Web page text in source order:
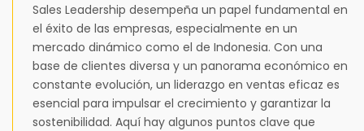
Sales Leadership desempeña un papel fundamental en
el éxito de las empresas, especialmente en un
mercado dinámico como el de Indonesia. Con una
base de clientes diversa y un panorama económico en
constante evolución, un liderazgo en ventas eficaz es
esencial para impulsar el crecimiento y garantizar la
sostenibilidad. Aquí hay algunos puntos clave que